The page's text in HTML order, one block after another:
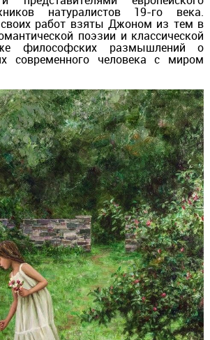
натуралистов 19-го века.
работ взяты Джоном из тем в
поэзии и классической
философских размышлений о
современного человека с миром